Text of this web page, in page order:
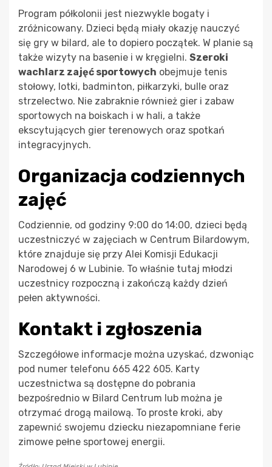
Program półkolonii jest niezwykle bogaty i
zróżnicowany. Dzieci będą miały okazję nauczyć
się gry w bilard, ale to dopiero początek. W planie są
także wizyty na basenie i w kręgielni. Szeroki
wachlarz zajęć sportowych obejmuje tenis
stołowy, lotki, badminton, piłkarzyki, bulle oraz
strzelectwo. Nie zabraknie również gier i zabaw
sportowych na boiskach i w hali, a także
ekscytujących gier terenowych oraz spotkań
integracyjnych.
Organizacja codziennych
zajęć
Codziennie, od godziny 9:00 do 14:00, dzieci będą
uczestniczyć w zajęciach w Centrum Bilardowym,
które znajduje się przy Alei Komisji Edukacji
Narodowej 6 w Lubinie. To właśnie tutaj młodzi
uczestnicy rozpoczną i zakończą każdy dzień
pełen aktywności.
Kontakt i zgłoszenia
Szczegółowe informacje można uzyskać, dzwoniąc
pod numer telefonu 665 422 605. Karty
uczestnictwa są dostępne do pobrania
bezpośrednio w Bilard Centrum lub można je
otrzymać drogą mailową. To proste kroki, aby
zapewnić swojemu dziecku niezapomniane ferie
zimowe pełne sportowej energii.